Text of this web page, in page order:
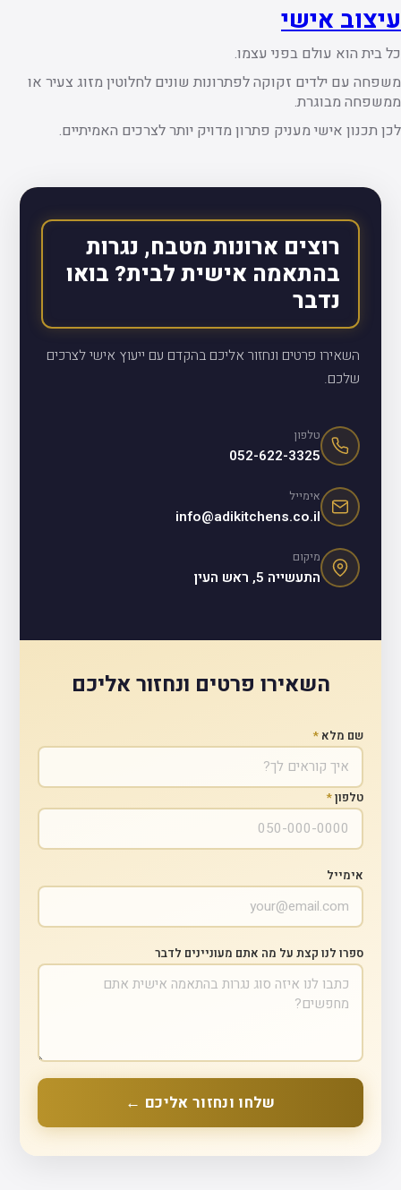
עיצוב אישי
כל בית הוא עולם בפני עצמו.
משפחה עם ילדים זקוקה לפתרונות שונים לחלוטין מזוג צעיר או
ממשפחה מבוגרת.
לכן תכנון אישי מעניק פתרון מדויק יותר לצרכים האמיתיים.
רוצים ארונות מטבח, נגרות
בהתאמה אישית לבית? בואו
נדבר
השאירו פרטים ונחזור אליכם בהקדם עם ייעוץ אישי לצרכים
שלכם.
טלפון
052-622-3325
אימייל
info@adikitchens.co.il
מיקום
התעשייה 5, ראש העין
השאירו פרטים ונחזור אליכם
שם מלא*
טלפון*
אימייל
ספרו לנו קצת על מה אתם מעוניינים לדבר
שלחו ונחזור אליכם ←